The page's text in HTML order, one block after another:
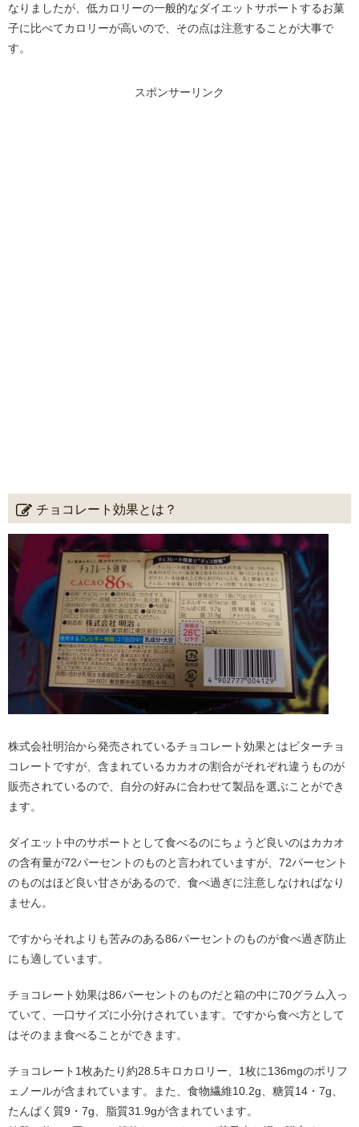
なりましたが、低カロリーの一般的なダイエットサポートするお菓
子に比べてカロリーが高いので、その点は注意することが大事で
す。
スポンサーリンク
チョコレート効果とは？
株式会社明治から発売されているチョコレート効果とはビターチョ
コレートですが、含まれているカカオの割合がそれぞれ違うものが
販売されているので、自分の好みに合わせて製品を選ぶことができ
ます。
ダイエット中のサポートとして食べるのにちょうど良いのはカカオ
の含有量が72パーセントのものと言われていますが、72パーセント
のものはほど良い甘さがあるので、食べ過ぎに注意しなければなり
ません。
ですからそれよりも苦みのある86パーセントのものが食べ過ぎ防止
にも適しています。
チョコレート効果は86パーセントのものだと箱の中に70グラム入っ
ていて、一口サイズに小分けされています。ですから食べ方として
はそのまま食べることができます。
チョコレート1枚あたり約28.5キロカロリー、1枚に136mgのポリフ
ェノールが含まれています。また、食物繊維10.2g、糖質14・7g、
たんぱく質9・7g、脂質31.9gが含まれています。